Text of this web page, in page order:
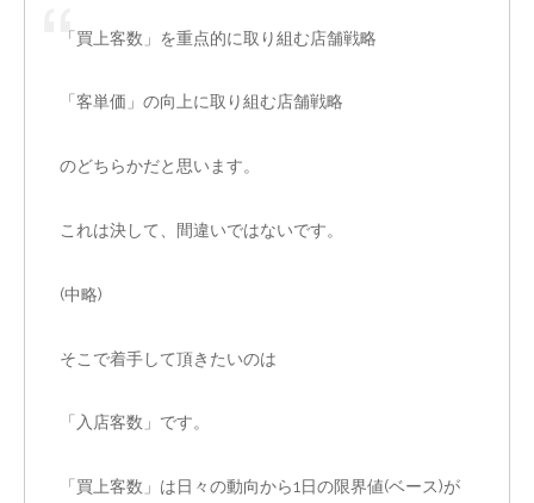
「買上客数」を重点的に取り組む店舗戦略
「客単価」の向上に取り組む店舗戦略
のどちらかだと思います。
これは決して、間違いではないです。
(中略)
そこで着手して頂きたいのは
「入店客数」です。
「買上客数」は日々の動向から1日の限界値(ベース)が